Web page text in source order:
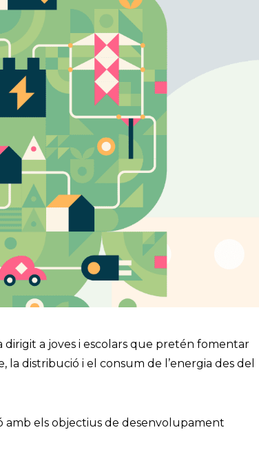
dirigit a joves i escolars que pretén fomentar
distribució i el consum de l’energia des del
amb els objectius de desenvolupament
Spain